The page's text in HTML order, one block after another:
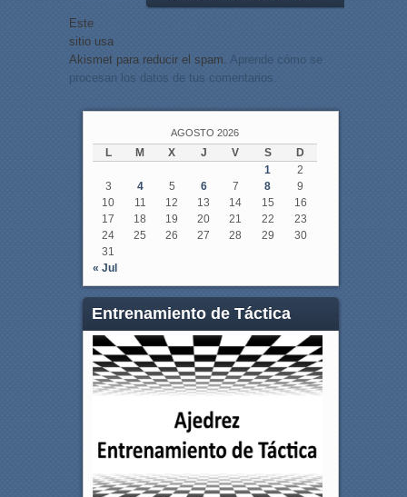
Este
sitio usa
Akismet para reducir el spam. Aprende cómo se
procesan los datos de tus comentarios.
AGOSTO 2026
L M X J V S
D
1
2
3
4 5 6 7 8
9
10
11 12 13 14 15
16
17
18 19 20 21 22
23
24
25 26 27 28 29
30
31
« Jul
Entrenamiento de Táctica